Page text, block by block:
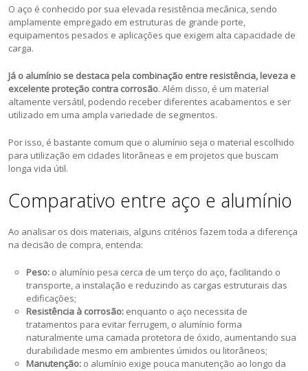
O aço é conhecido por sua elevada resistência mecânica, sendo
amplamente empregado em estruturas de grande porte,
equipamentos pesados e aplicações que exigem alta capacidade de
carga.
Já o alumínio se destaca pela combinação entre resistência, leveza e
excelente proteção contra corrosão. Além disso, é um material
altamente versátil, podendo receber diferentes acabamentos e ser
utilizado em uma ampla variedade de segmentos.
Por isso, é bastante comum que o alumínio seja o material escolhido
para utilização em cidades litorâneas e em projetos que buscam
longa vida útil.
Comparativo entre aço e alumínio
Ao analisar os dois materiais, alguns critérios fazem toda a diferença
na decisão de compra, entenda:
Peso: o alumínio pesa cerca de um terço do aço, facilitando o
transporte, a instalação e reduzindo as cargas estruturais das
edificações;
Resistência à corrosão: enquanto o aço necessita de
tratamentos para evitar ferrugem, o alumínio forma
naturalmente uma camada protetora de óxido, aumentando sua
durabilidade mesmo em ambientes úmidos ou litorâneos;
Manutenção: o alumínio exige pouca manutenção ao longo da